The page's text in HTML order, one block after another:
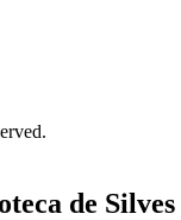
de Silves